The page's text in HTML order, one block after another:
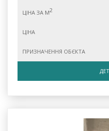
ЦІНА ЗА М2
ЦІНА
ПРИЗНАЧЕННЯ ОБЄКТА